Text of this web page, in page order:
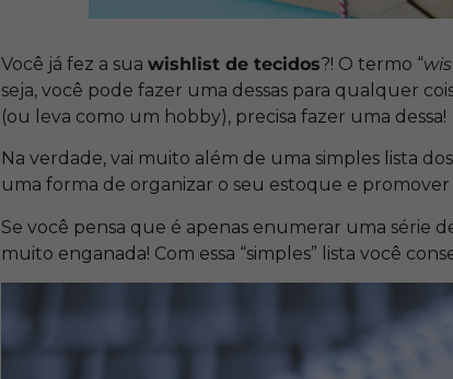
Você já fez a suawishlist de tecidos?! O termo “
seja, você pode fazer uma dessas para qualquer
(ou leva como um hobby), precisa fazer uma dessa!
Na verdade, vai muito além de uma simples lista
uma forma de organizar o seu estoque e
Se você pensa que é apenas enumerar uma série
muito enganada! Com essa “simples” lista você